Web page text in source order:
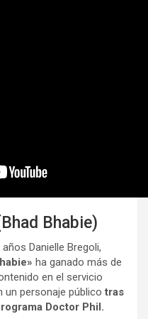
Bhabie)
Danielle Bregoli,
ha ganado más de
en el servicio
un personaje públicotras
Doctor Phil.